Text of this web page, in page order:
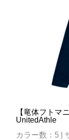
【竜体フト
UnitedAthle
カラー数：5 |